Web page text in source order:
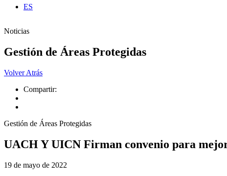
ES
Noticias
Gestión de Áreas Protegidas
Volver Atrás
Compartir:
Gestión de Áreas Protegidas
UACH Y UICN Firman convenio para
19 de mayo de 2022